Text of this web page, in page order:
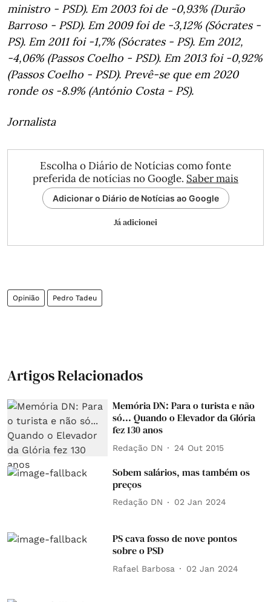
ministro - PSD). Em 2003 foi de -0,93% (Durão
Barroso - PSD). Em 2009 foi de -3,12% (Sócrates -
PS). Em 2011 foi -1,7% (Sócrates - PS). Em 2012,
-4,06% (Passos Coelho - PSD). Em 2013 foi -0,92%
(Passos Coelho - PSD). Prevê-se que em 2020
ronde os -8.9% (António Costa - PS).
Jornalista
Escolha o Diário de Notícias como fonte
preferida de notícias no Google. Saber mais
Adicionar o Diário de Notícias ao Google
Já adicionei
Opinião Pedro Tadeu
Artigos Relacionados
Memória DN: Para o turista e não
só... Quando o Elevador da Glória
fez 130 anos
Redação DN 24 Out 2015
Sobem salários, mas também os
preços
Redação DN 02 Jan 2024
PS cava fosso de nove pontos
sobre o PSD
Rafael Barbosa 02 Jan 2024